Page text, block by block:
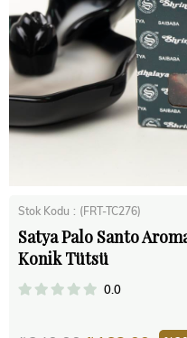
Stok Kodu (FRT-TC276)
Satya Palo Santo
Konik Tütsü
0.0